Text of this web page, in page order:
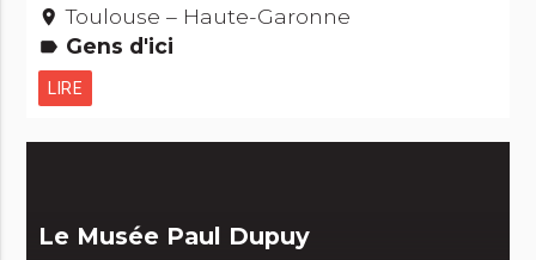
place Toulouse – Haute-Garonne
label Gens d'ici
LIRE
Le Musée Paul Dupuy